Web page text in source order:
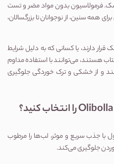
فرمولاسیون بدون مواد مضر و تست
همه سنین، از نوجوانان تا بزرگسالان،
دارند، یا کسانی که به دلیل شرایط
هستند، می‌توانند با استفاده مداوم
و از خشکی و ترک خوردگی جلوگیری
با جذب سریع و موثر، لب‌ها را مرطوب
جلوگیری می‌کند.